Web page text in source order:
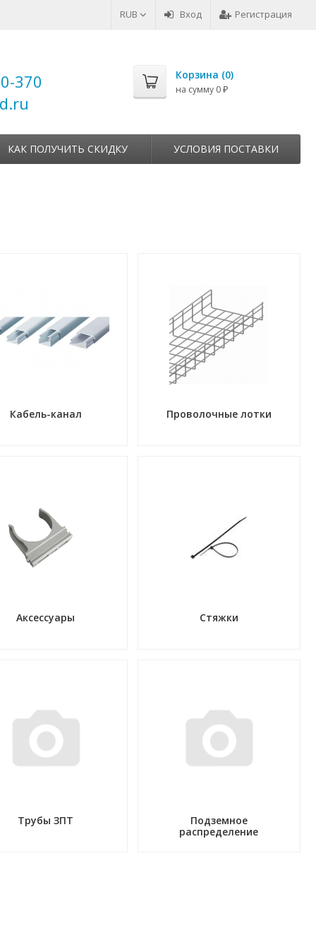
RUB Вход Регистрация
370
Корзина (0)
на сумму 0 ₽
КАК ПОЛУЧИТЬ СКИДКУ УСЛОВИЯ ПОСТАВКИ
Кабель-канал Проволочные лотки
Аксессуары Стяжки
Трубы ЗПТ
Подземное
распределение